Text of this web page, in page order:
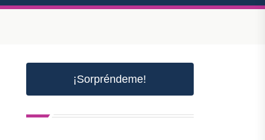
¡Sorpréndeme!